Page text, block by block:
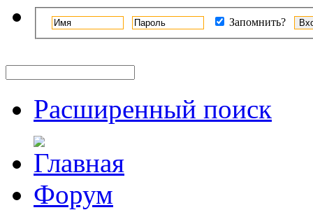
Запомнить?
Расширенный поиск
Форум